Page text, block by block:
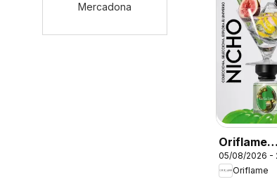
Oriflame
Catálogo
Campaña 11
05/08/2026 -
Oriflame
Mercadona